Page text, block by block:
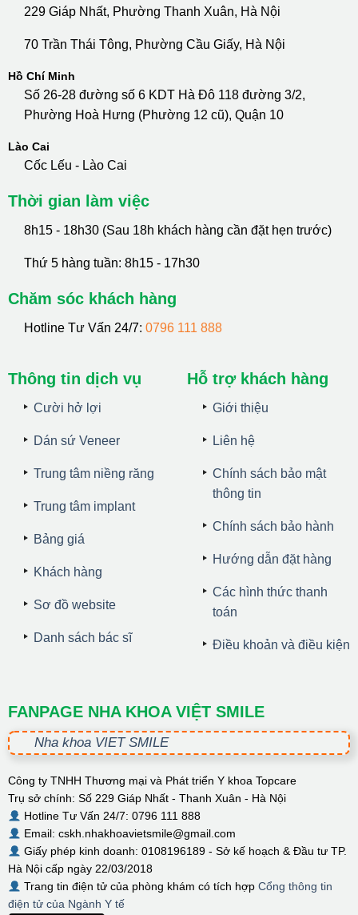
229 Giáp Nhất, Phường Thanh Xuân, Hà Nội
70 Trần Thái Tông, Phường Cầu Giấy, Hà Nội
Hồ Chí Minh
Số 26-28 đường số 6 KDT Hà Đô 118 đường 3/2,
Phường Hoà Hưng (Phường 12 cũ), Quận 10
Lào Cai
Cốc Lếu - Lào Cai
Thời gian làm việc
8h15 - 18h30 (Sau 18h khách hàng cần đặt hẹn trước)
Thứ 5 hàng tuần: 8h15 - 17h30
Chăm sóc khách hàng
Hotline Tư Vấn 24/7: 0796 111 888
Thông tin dịch vụ
Cười hở lợi
Dán sứ Veneer
Trung tâm niềng răng
Trung tâm implant
Bảng giá
Khách hàng
Sơ đồ website
Danh sách bác sĩ
Hỗ trợ khách hàng
Giới thiệu
Liên hệ
Chính sách bảo mật
thông tin
Chính sách bảo hành
Hướng dẫn đặt hàng
Các hình thức thanh
toán
Điều khoản và điều kiện
FANPAGE NHA KHOA VIỆT SMILE
Nha khoa VIET SMILE
Công ty TNHH Thương mại và Phát triển Y khoa Topcare
Trụ sở chính: Số 229 Giáp Nhất - Thanh Xuân - Hà Nội
Hotline Tư Vấn 24/7: 0796 111 888
Email: cskh.nhakhoavietsmile@gmail.com
Giấy phép kinh doanh: 0108196189 - Sở kế hoạch & Đầu tư TP.
Hà Nội cấp ngày 22/03/2018
Trang tin điện tử của phòng khám có tích hợp Cổng thông tin
điện tử của Ngành Y tế